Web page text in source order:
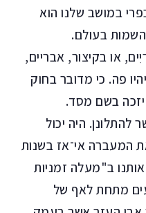
במושב שלנו הוא
בעולם.
או בקיצור, אבריים,
פה. כי מדובר בחוק
בשם מסד.
היה יכול
המעברה אי־אז בשנות
ב"מעלה זמניות
מתחת לאף של